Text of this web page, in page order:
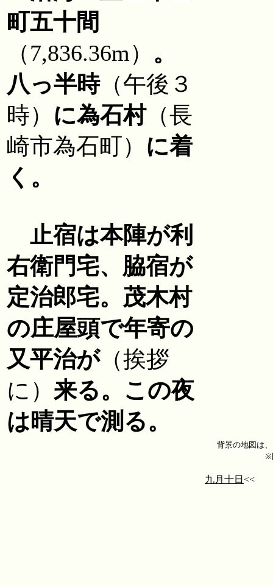
町五十間
（7,836.36m） 。
八っ半時（午後３
時） に為石村（長
崎市為石町） に着
く。
止宿は本陣が利
右衛門宅、脇宿が
定治郎宅。茂木村
の庄屋頭で年寄の
又平治が（挨拶
に） 来る。この夜
は晴天で測る。
背景の地図は
※
九月十日